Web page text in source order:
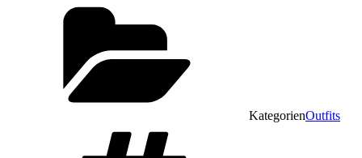
KategorienOutfits